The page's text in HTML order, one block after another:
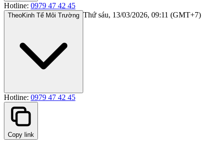
Hotline: 0979 47 42 45
TheoKinh Tế Môi Trường Thứ sáu, 13/03/2026, 09:11 (GMT+7)
Hotline: 0979 47 42 45
Copy link